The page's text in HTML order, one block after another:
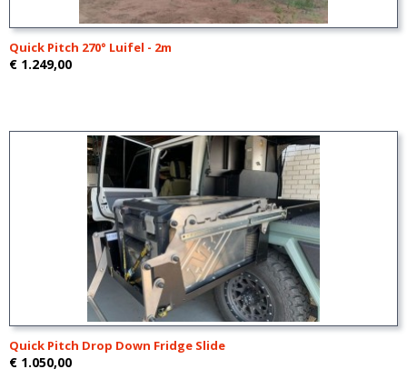
Quick Pitch 270° Luifel - 2m
€ 1.249,00
Quick Pitch Drop Down Fridge Slide
€ 1.050,00